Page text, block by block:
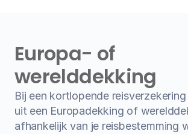
Europa- of
werelddekking
Bij een kortlopende
uit een Europadekking of
afhankelijk van je reisbestemming